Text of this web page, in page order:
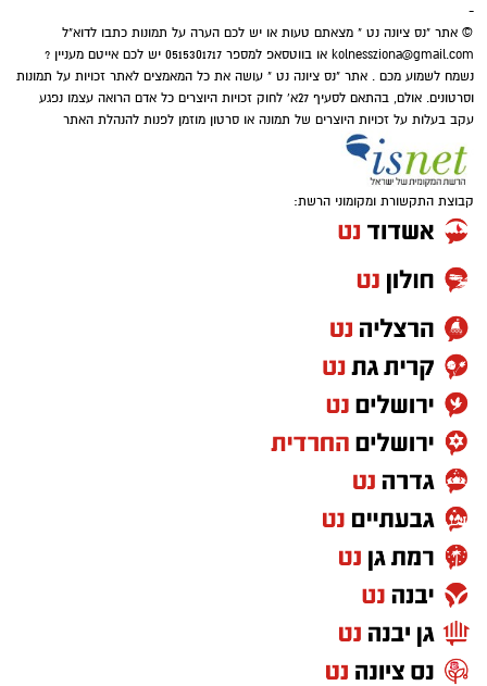
בואו אם כן נלמד כיצד התורה מגדירה את האדם
ה'נזקק' בהקשר של מצוות ה'צדקה' הנאמרת
בפרשת השבוע וכך נאמר: "כי יהיה בך אביון..." מה
פשר המונח 'בך' אביון?.
וכי האביון הוא בי הרי האביון הוא זולתי? אלא
איזהו אביון שהוא 'בך' כלומר, שהוא תלוי בך בלבד,
שעיניו נשואות רק אליך, שהוא הכי קרוב אליך, זהו
בן הזוג שלך! והתורה ממשיכה: "לא תאמץ את
לבבך... כי פתח תפתח את ידך לו והעבט תעביטנו
די מחסורו אשר יחסר לו".
-
© אתר "נס ציונה נט " מצאתם טעות או יש לכם הערה על תמונות כתבו לדוא"ל
kolnessziona@gmail.com
או בווטסאפ למספר 0515301717 יש לכם אייטם מעניין ?
נשמח לשמוע מכם . אתר "נס ציונה נט " עושה את כל המאמצים לאתר זכויות על תמונות
וסרטונים. אולם, בהתאם לסעיף 27א' לחוק זכויות היוצרים כל אדם הרואה עצמו נפגע
עקב בעלות על זכויות היוצרים של תמונה או סרטון מוזמן לפנות להנהלת האתר
קבוצת התקשורת ומקומוני הרשת: